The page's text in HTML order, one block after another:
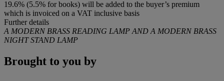
19.6% (5.5% for books) will be added to the buyer’s premium
which is invoiced on a VAT inclusive basis
Further details
A MODERN BRASS READING LAMP AND A MODERN BRASS
NIGHT STAND LAMP
Brought to you by